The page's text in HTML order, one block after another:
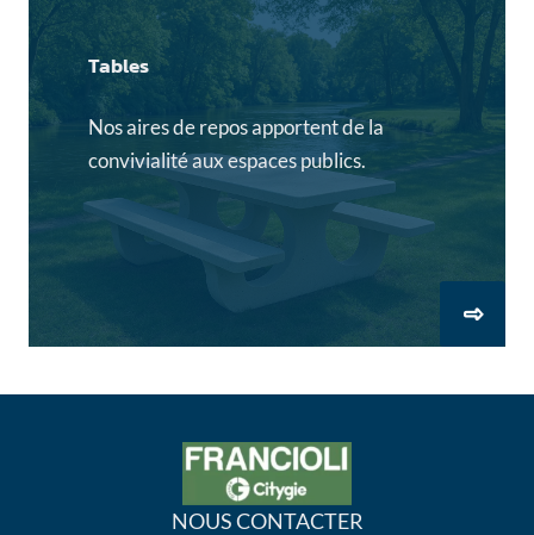
Tables
Nos aires de repos apportent de la
convivialité aux espaces publics.
NOUS CONTACTER